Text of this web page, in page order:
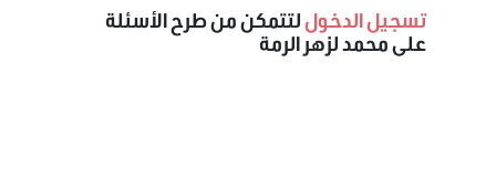
تسجيل الدخوللتتمكن من طرح الأسئلة
على محمد لزهر الرمة